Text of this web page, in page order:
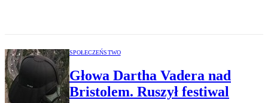
SPOŁECZEŃSTWO
Głowa Dartha Vadera nad
Bristolem. Ruszył festiwal